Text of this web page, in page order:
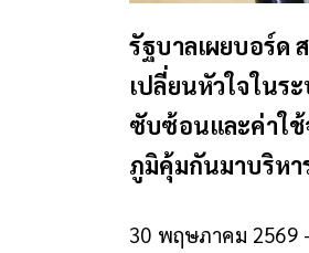
รัฐบาลเผยบอร์ด
เปลี่ยนหัวใจในร
ซับซ้อนและค่าใช้
ภูมิคุ้มกันมาบริหา
30 พฤษภาคม 2569